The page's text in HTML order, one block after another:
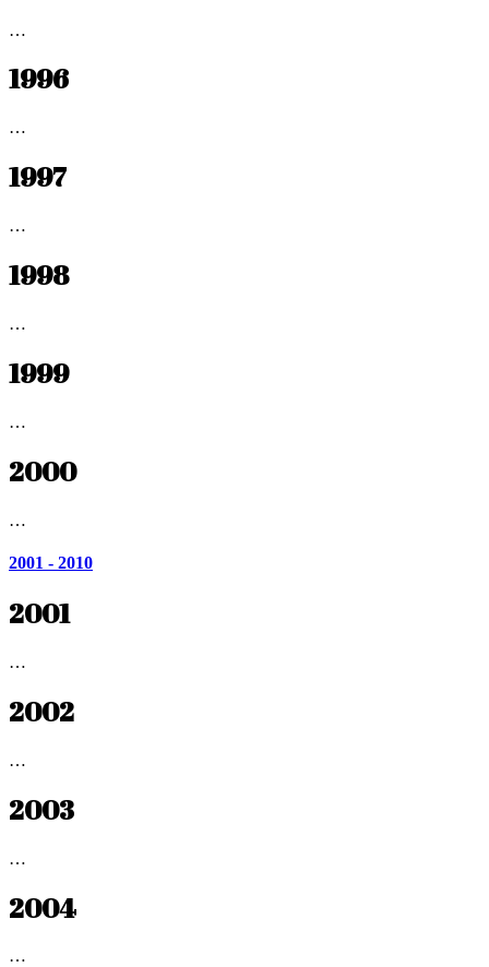
…
1996
…
1997
…
1998
…
1999
…
2000
…
2001 - 2010
2001
…
2002
…
2003
…
2004
…